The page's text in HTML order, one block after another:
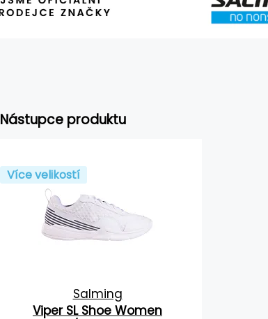
Nástupce produktu
Více velikostí
Salming
Viper SL Shoe Women